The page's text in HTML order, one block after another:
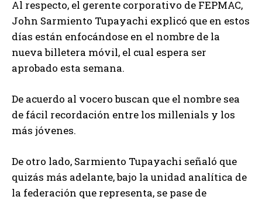
Al respecto, el gerente corporativo de FEPMAC,
John Sarmiento Tupayachi explicó que en estos
días están enfocándose en el nombre de la
nueva billetera móvil, el cual espera ser
aprobado esta semana.
De acuerdo al vocero buscan que el nombre sea
de fácil recordación entre los millenials y los
más jóvenes.
De otro lado, Sarmiento Tupayachi señaló que
quizás más adelante, bajo la unidad analítica de
la federación que representa, se pase de